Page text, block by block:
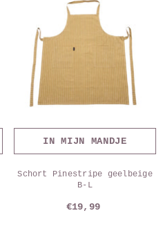
IN MIJN MANDJE
Schort Pinestripe geelbeige
B-L
€19,99